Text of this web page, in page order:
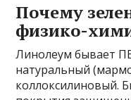
Почему
физико-
Линолеум бывает
натуральный
коллоксилиновый.